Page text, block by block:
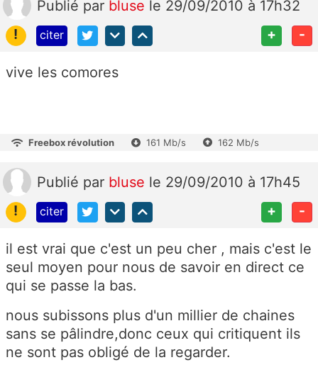
Publié par bluse le 29/09/2010 à 17h32
!
citer + -
vive les comores
Freebox révolution 161 Mb/s 162 Mb/s
Publié par bluse le 29/09/2010 à 17h45
!
citer + -
il est vrai que c'est un peu cher , mais c'est le
seul moyen pour nous de savoir en direct ce
qui se passe la bas.
nous subissons plus d'un millier de chaines
sans se pâlindre,donc ceux qui critiquent ils
ne sont pas obligé de la regarder.